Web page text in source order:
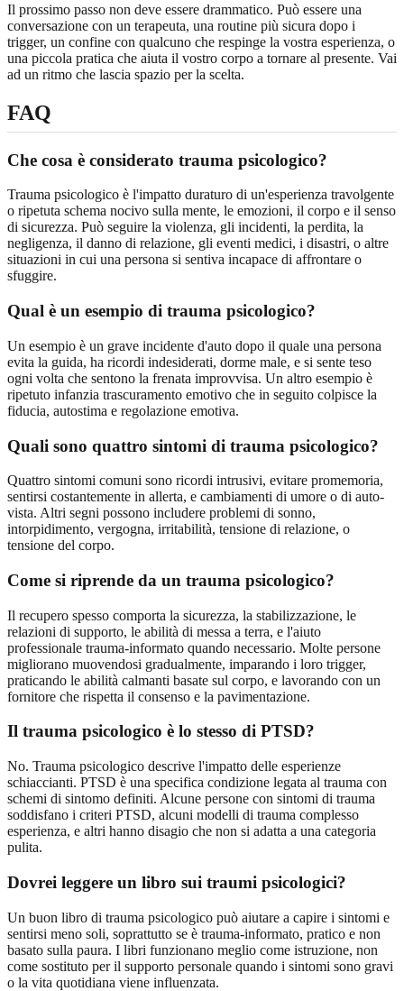
Il prossimo passo non deve essere drammatico. Può essere una
conversazione con un terapeuta, una routine più sicura dopo i
trigger, un confine con qualcuno che respinge la vostra esperienza, o
una piccola pratica che aiuta il vostro corpo a tornare al presente. Vai
ad un ritmo che lascia spazio per la scelta.
FAQ
Che cosa è considerato trauma psicologico?
Trauma psicologico è l'impatto duraturo di un'esperienza travolgente
o ripetuta schema nocivo sulla mente, le emozioni, il corpo e il senso
di sicurezza. Può seguire la violenza, gli incidenti, la perdita, la
negligenza, il danno di relazione, gli eventi medici, i disastri, o altre
situazioni in cui una persona si sentiva incapace di affrontare o
sfuggire.
Qual è un esempio di trauma psicologico?
Un esempio è un grave incidente d'auto dopo il quale una persona
evita la guida, ha ricordi indesiderati, dorme male, e si sente teso
ogni volta che sentono la frenata improvvisa. Un altro esempio è
ripetuto infanzia trascuramento emotivo che in seguito colpisce la
fiducia, autostima e regolazione emotiva.
Quali sono quattro sintomi di trauma psicologico?
Quattro sintomi comuni sono ricordi intrusivi, evitare promemoria,
sentirsi costantemente in allerta, e cambiamenti di umore o di auto-
vista. Altri segni possono includere problemi di sonno,
intorpidimento, vergogna, irritabilità, tensione di relazione, o
tensione del corpo.
Come si riprende da un trauma psicologico?
Il recupero spesso comporta la sicurezza, la stabilizzazione, le
relazioni di supporto, le abilità di messa a terra, e l'aiuto
professionale trauma-informato quando necessario. Molte persone
migliorano muovendosi gradualmente, imparando i loro trigger,
praticando le abilità calmanti basate sul corpo, e lavorando con un
fornitore che rispetta il consenso e la pavimentazione.
Il trauma psicologico è lo stesso di PTSD?
No. Trauma psicologico descrive l'impatto delle esperienze
schiaccianti. PTSD è una specifica condizione legata al trauma con
schemi di sintomo definiti. Alcune persone con sintomi di trauma
soddisfano i criteri PTSD, alcuni modelli di trauma complesso
esperienza, e altri hanno disagio che non si adatta a una categoria
pulita.
Dovrei leggere un libro sui traumi psicologici?
Un buon libro di trauma psicologico può aiutare a capire i sintomi e
sentirsi meno soli, soprattutto se è trauma-informato, pratico e non
basato sulla paura. I libri funzionano meglio come istruzione, non
come sostituto per il supporto personale quando i sintomi sono gravi
o la vita quotidiana viene influenzata.